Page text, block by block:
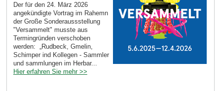
Der für den 24. März 2026
angekündigte Vortrag im Rahemn
der Große Sonderaussstellung
"Versammelt" musste aus
Termingründen verschoben
werden: „Rudbeck, Gmelin,
Schimper ind Kollegen - Sammler
und sammlungen im Herbar...
Hier erfahren Sie mehr >>